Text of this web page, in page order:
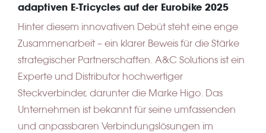
adaptiven E‑Tricycles auf der Eurobike 2025
Hinter diesem innovativen Debüt steht eine enge
Zusammenarbeit – ein klarer Beweis für die Stärke
strategischer Partnerschaften. A&C Solutions ist ein
Experte und Distributor hochwertiger
Steckverbinder, darunter die Marke Higo. Das
Unternehmen ist bekannt für seine umfassenden
und anpassbaren Verbindungslösungen im